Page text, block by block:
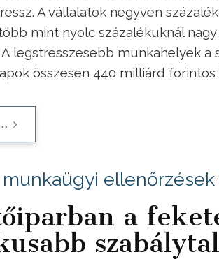
A vállalatok negyven
mint nyolc százalékuknál
legstresszesebb munkahelyek
összesen 440 milliárd
munkaügyi ellenőrzések
a